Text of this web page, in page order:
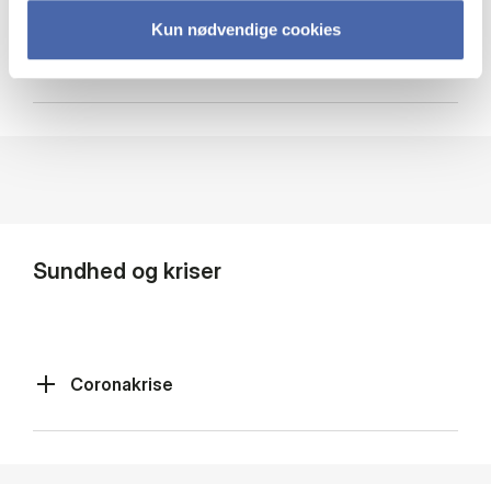
Kun nødvendige cookies
Cybersikkerhed
Sundhed og kriser
Coronakrise